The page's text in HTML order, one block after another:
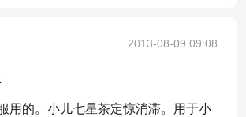
2013-08-09 09:08
用的。小儿七星茶定惊消滞。用于小